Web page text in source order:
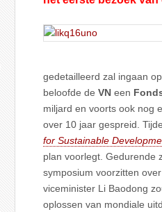
gedetailleerd zal ingaan
beloofde de VN een
miljard en voorts ook nog
over 10 jaar gespreid.
for Sustainable
plan voorlegt. Gedurende
symposium voorzitten
viceminister Li Baodong
oplossen van mondiale